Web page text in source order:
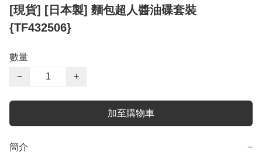
[現貨] [日本製] 麵包超人醬油碟套裝
{TF432506}
數量
−
+
加至購物車
簡介 −